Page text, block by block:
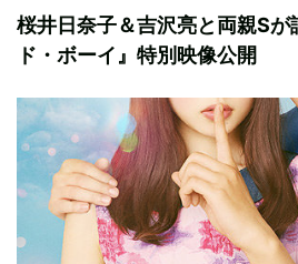
桜井日奈子＆吉沢亮と両親S
ド・ボーイ』特別映像公開